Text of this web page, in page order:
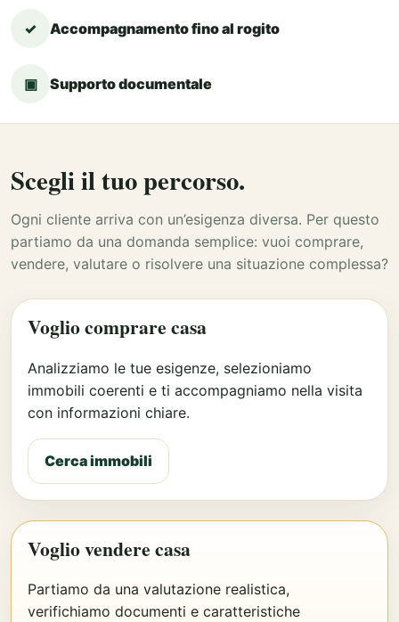
✓ Accompagnamento fino al rogito
▣ Supporto documentale
Scegli il tuo percorso.
Ogni cliente arriva con un’esigenza diversa. Per questo
partiamo da una domanda semplice: vuoi comprare,
vendere, valutare o risolvere una situazione complessa?
Voglio comprare casa
Analizziamo le tue esigenze, selezioniamo
immobili coerenti e ti accompagniamo nella visita
con informazioni chiare.
Cerca immobili
Voglio vendere casa
Partiamo da una valutazione realistica,
verifichiamo documenti e caratteristiche